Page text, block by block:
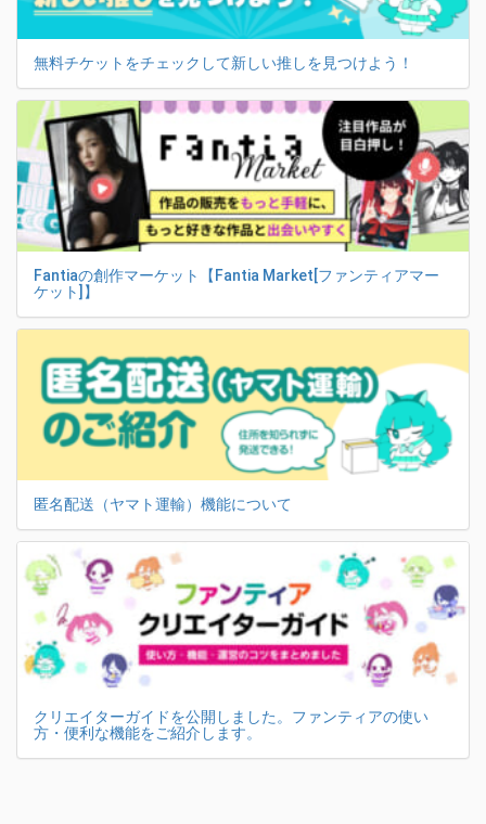
無料チケットをチェックして新しい推しを見つけよう！
Fantiaの創作マーケット【Fantia Market[ファンティアマー
ケット]】
匿名配送（ヤマト運輸）機能について
クリエイターガイドを公開しました。ファンティアの使い
方・便利な機能をご紹介します。